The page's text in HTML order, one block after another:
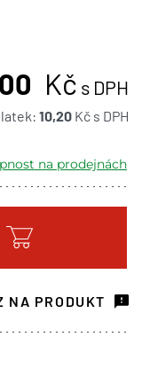
Kč s DPH
10,20 Kč s DPH
na prodejnách
2 ks
NA PRODUKT